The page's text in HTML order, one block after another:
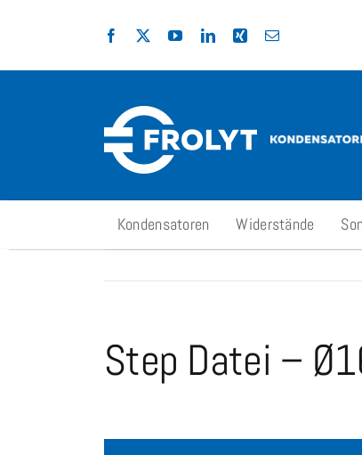
Kondensatoren Widerstände
Step Datei –